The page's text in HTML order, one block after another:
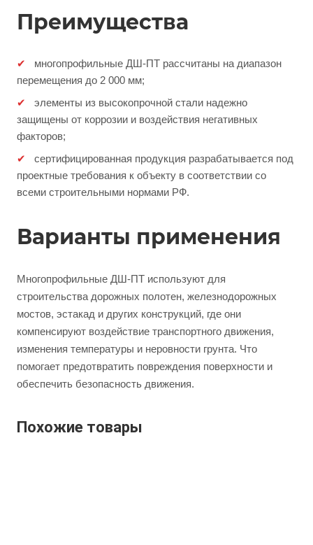
Преимущества
многопрофильные ДШ-ПТ рассчитаны на диапазон
перемещения до 2 000 мм;
элементы из высокопрочной стали надежно
защищены от коррозии и воздействия негативных
факторов;
сертифицированная продукция разрабатывается под
проектные требования к объекту в соответствии со
всеми строительными нормами РФ.
Варианты применения
Многопрофильные ДШ-ПТ используют для
строительства дорожных полотен, железнодорожных
мостов, эстакад и других конструкций, где они
компенсируют воздействие транспортного движения,
изменения температуры и неровности грунта. Что
помогает предотвратить повреждения поверхности и
обеспечить безопасность движения.
Похожие товары